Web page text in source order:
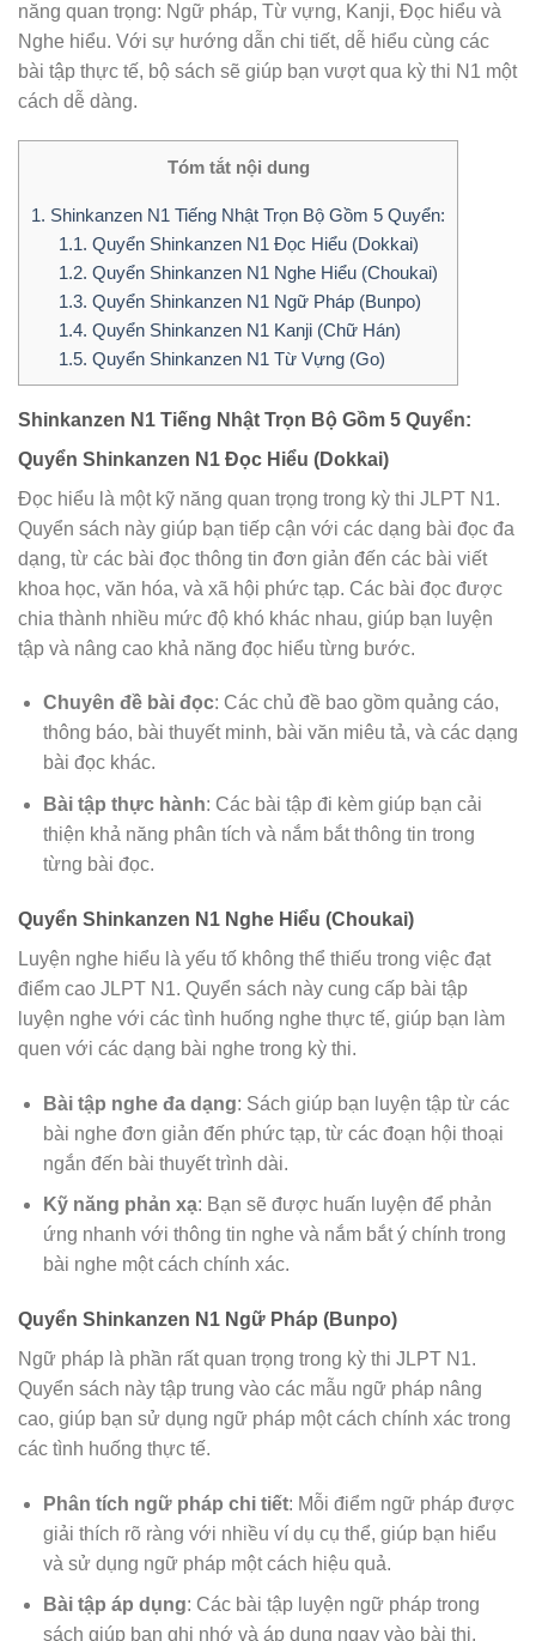
năng quan trọng: Ngữ pháp, Từ vựng, Kanji, Đọc hiểu và
Nghe hiểu. Với sự hướng dẫn chi tiết, dễ hiểu cùng các
bài tập thực tế, bộ sách sẽ giúp bạn vượt qua kỳ thi N1 một
cách dễ dàng.
Tóm tắt nội dung
1. Shinkanzen N1 Tiếng Nhật Trọn Bộ Gồm 5 Quyển:
1.1. Quyển Shinkanzen N1 Đọc Hiểu (Dokkai)
1.2. Quyển Shinkanzen N1 Nghe Hiểu (Choukai)
1.3. Quyển Shinkanzen N1 Ngữ Pháp (Bunpo)
1.4. Quyển Shinkanzen N1 Kanji (Chữ Hán)
1.5. Quyển Shinkanzen N1 Từ Vựng (Go)
Shinkanzen N1 Tiếng Nhật Trọn Bộ Gồm 5 Quyển:
Quyển Shinkanzen N1 Đọc Hiểu (Dokkai)
Đọc hiểu là một kỹ năng quan trọng trong kỳ thi JLPT N1.
Quyển sách này giúp bạn tiếp cận với các dạng bài đọc đa
dạng, từ các bài đọc thông tin đơn giản đến các bài viết
khoa học, văn hóa, và xã hội phức tạp. Các bài đọc được
chia thành nhiều mức độ khó khác nhau, giúp bạn luyện
tập và nâng cao khả năng đọc hiểu từng bước.
Chuyên đề bài đọc: Các chủ đề bao gồm quảng cáo,
thông báo, bài thuyết minh, bài văn miêu tả, và các dạng
bài đọc khác.
Bài tập thực hành: Các bài tập đi kèm giúp bạn cải
thiện khả năng phân tích và nắm bắt thông tin trong
từng bài đọc.
Quyển Shinkanzen N1 Nghe Hiểu (Choukai)
Luyện nghe hiểu là yếu tố không thể thiếu trong việc đạt
điểm cao JLPT N1. Quyển sách này cung cấp bài tập
luyện nghe với các tình huống nghe thực tế, giúp bạn làm
quen với các dạng bài nghe trong kỳ thi.
Bài tập nghe đa dạng: Sách giúp bạn luyện tập từ các
bài nghe đơn giản đến phức tạp, từ các đoạn hội thoại
ngắn đến bài thuyết trình dài.
Kỹ năng phản xạ: Bạn sẽ được huấn luyện để phản
ứng nhanh với thông tin nghe và nắm bắt ý chính trong
bài nghe một cách chính xác.
Quyển Shinkanzen N1 Ngữ Pháp (Bunpo)
Ngữ pháp là phần rất quan trọng trong kỳ thi JLPT N1.
Quyển sách này tập trung vào các mẫu ngữ pháp nâng
cao, giúp bạn sử dụng ngữ pháp một cách chính xác trong
các tình huống thực tế.
Phân tích ngữ pháp chi tiết: Mỗi điểm ngữ pháp được
giải thích rõ ràng với nhiều ví dụ cụ thể, giúp bạn hiểu
và sử dụng ngữ pháp một cách hiệu quả.
Bài tập áp dụng: Các bài tập luyện ngữ pháp trong
sách giúp bạn ghi nhớ và áp dụng ngay vào bài thi.